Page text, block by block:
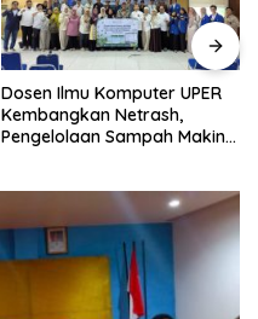
Dosen Ilmu Komputer UPER
Kembangkan Netrash,
Pengelolaan Sampah Makin